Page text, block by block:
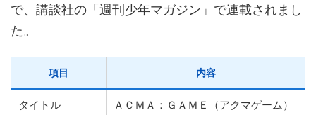
で、講談社の「週刊少年マガジン」で連載されまし
た。
項目 内容
タイトル ＡＣＭＡ：ＧＡＭＥ（アクマゲーム）